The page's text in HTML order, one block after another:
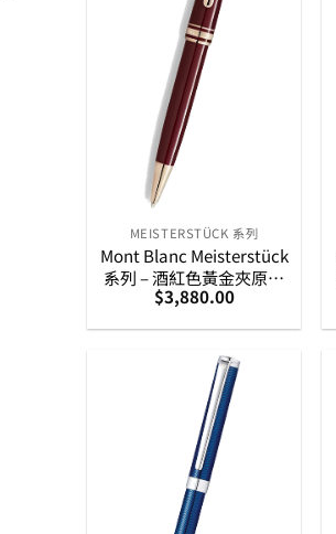
MEISTERSTÜCK 系列
Mont Blanc Meisterstück
系列 – 酒紅色黃金夾原子
筆 (164型) (133008)
$3,880.00